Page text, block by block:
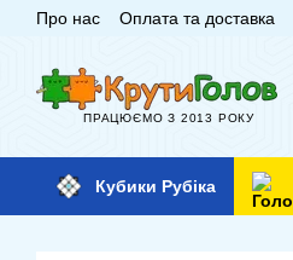
Перейти до основного контенту
Про нас Оплата та доставка
ПРАЦЮЄМО З 2013 РОКУ
Кубики Рубіка